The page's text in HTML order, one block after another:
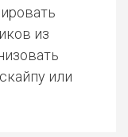
из
или